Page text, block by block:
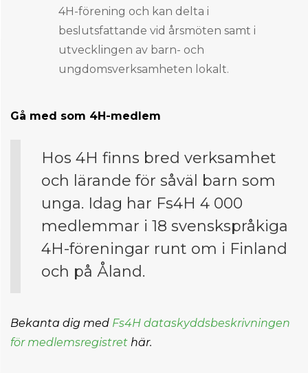
4H-förening och kan delta i
beslutsfattande vid årsmöten samt i
utvecklingen av barn- och
ungdomsverksamheten lokalt.
Gå med som 4H-medlem
Hos 4H finns bred verksamhet
och lärande för såväl barn som
unga. Idag har Fs4H 4 000
medlemmar i 18 svenskspråkiga
4H-föreningar runt om i Finland
och på Åland.
Bekanta dig med Fs4H dataskyddsbeskrivningen
för medlemsregistret här.